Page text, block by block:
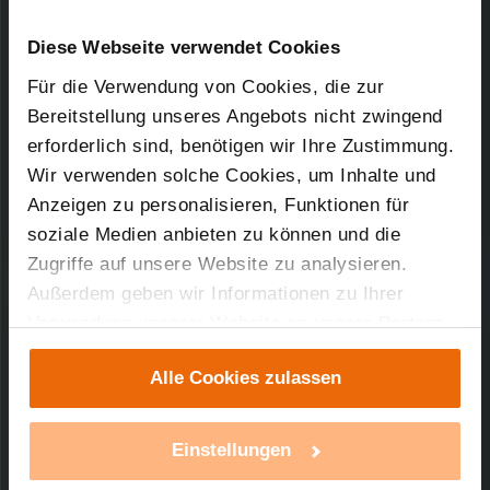
Diese Webseite verwendet Cookies
Für die Verwendung von Cookies, die zur
Bereitstellung unseres Angebots nicht zwingend
erforderlich sind, benötigen wir Ihre Zustimmung.
Wir verwenden solche Cookies, um Inhalte und
Anzeigen zu personalisieren, Funktionen für
soziale Medien anbieten zu können und die
Zugriffe auf unsere Website zu analysieren.
Außerdem geben wir Informationen zu Ihrer
Verwendung unserer Website an unsere Partner
für soziale Medien, Werbung und Analysen weiter.
Unsere Partner führen diese Informationen
möglicherweise mit weiteren Daten zusammen,
die Sie ihnen bereitgestellt haben oder die sie im
Alle Cookies zulassen
Einstellungen
Artikel-Nr.: 90129
28.04.2010
45,52 KB
Technischer Support
Sie benötigen technischen Support bei einem